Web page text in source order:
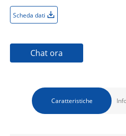
Scheda dati
Chat ora
Caratteristiche